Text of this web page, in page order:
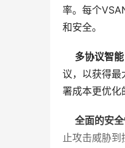
率。每个
和安全。
多协议智能
议，以获得最
署成本更优化
全面的安
止攻击威胁